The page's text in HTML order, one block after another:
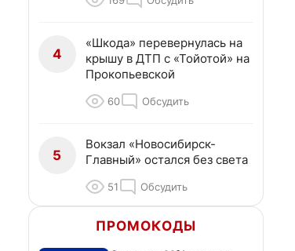
4
«Шкода» перевернулась на
крышу в ДТП с «Тойотой» на
Прокопьевской
60 Обсудить
5
Вокзал «Новосибирск-
Главный» остался без света
51 Обсудить
ПРОМОКОДЫ